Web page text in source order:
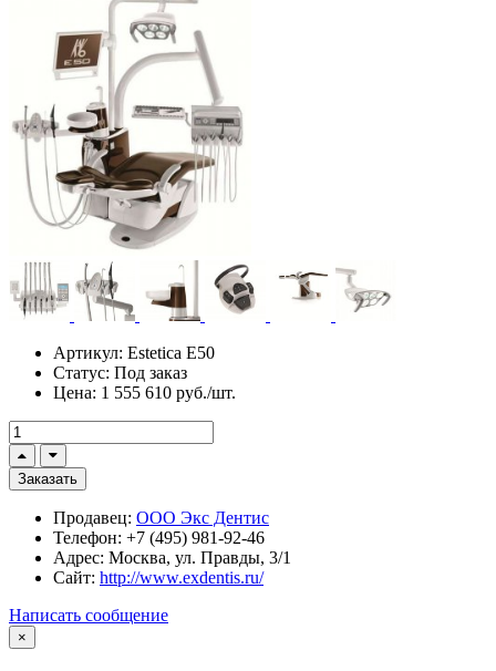
Артикул: Estetica E50
Статус: Под заказ
Цена: 1 555 610 руб./шт.
Заказать
Продавец: ООО Экс Дентис
Телефон: +7 (495) 981-92-46
Адрес: Москва, ул. Правды, 3/1
Сайт: http://www.exdentis.ru/
Написать сообщение
×